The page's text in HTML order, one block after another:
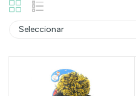
Seleccionar